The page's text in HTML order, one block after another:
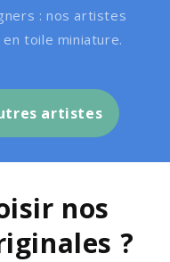
: nos artistes
toile miniature.
artistes
nos
?